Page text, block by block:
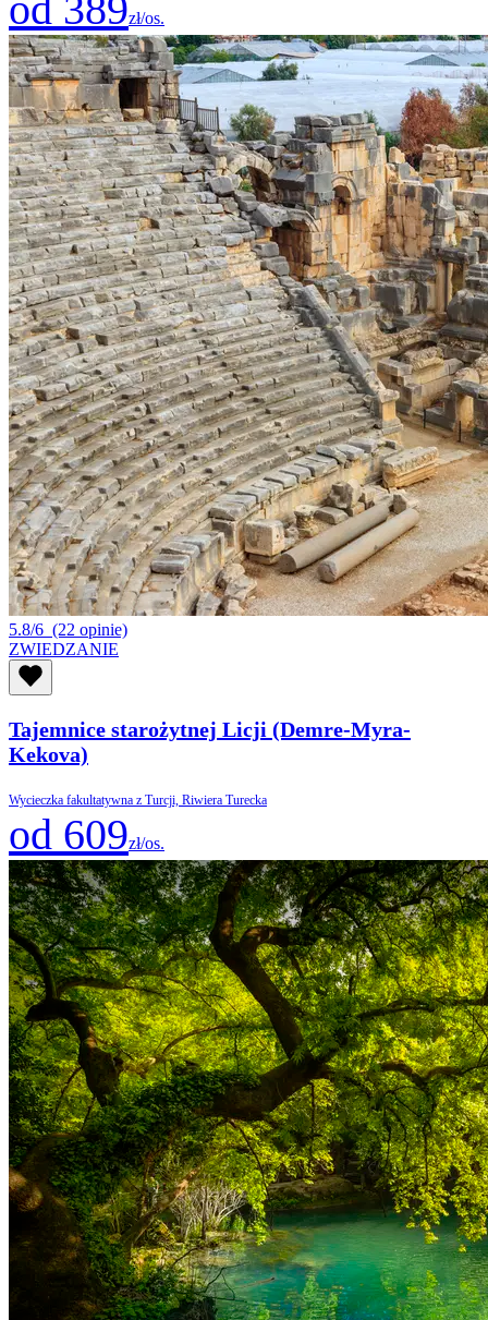
zł/os.
5.8/6 (22 opinie)
ZWIEDZANIE
Tajemnice starożytnej Licji (Demre-Myra-
Kekova)
Wycieczka fakultatywna z Turcji, Riwiera Turecka
od 609zł/os.